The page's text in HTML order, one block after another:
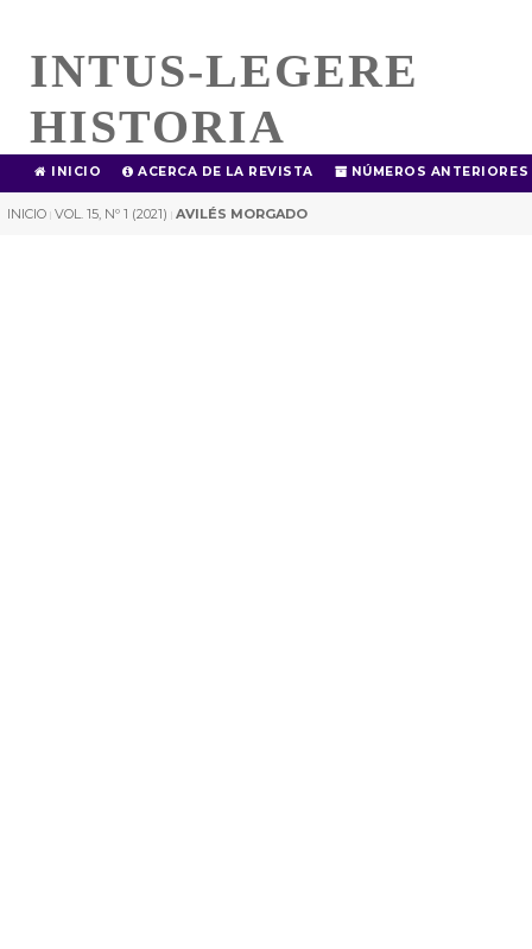
INTUS-LEGERE
HISTORIA
INICIO ACERCA DE LA REVISTA NÚMEROS ANTERIORES
INICIO | VOL. 15, Nº 1 (2021) | AVILÉS MORGADO